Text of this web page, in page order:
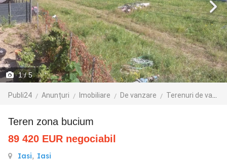
1/ 5
Publi24 Anunțuri Imobiliare De vanzare Terenuri de vanzare
Teren zona bucium
89 420 EUR negociabil
Iasi, Iasi